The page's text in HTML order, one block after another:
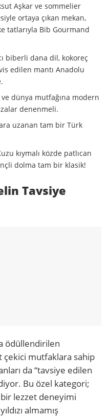
Aşkar ve sommelier
ortaya çıkan mekan,
tatlarıyla Bib Gourmand
biberli dana dil, kokoreç
edilen mantı Anadolu
dünya mutfağına modern
denenmeli.
uzanan tam bir Türk
kıymalı közde patlıcan
dolma tam bir klasik!
Tavsiye
ödüllendirilen
çekici mutfaklara sahip
da “tavsiye edilen
Bu özel kategori;
lezzet deneyimi
almamış